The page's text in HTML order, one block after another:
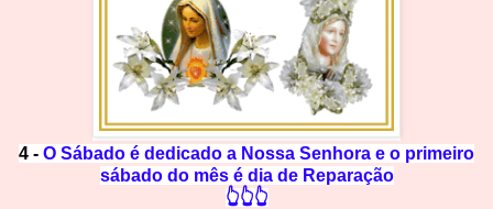
4 - O Sábado é dedicado a Nossa Senhora e o primeiro
sábado do mês é dia de Reparação
👆👆👆